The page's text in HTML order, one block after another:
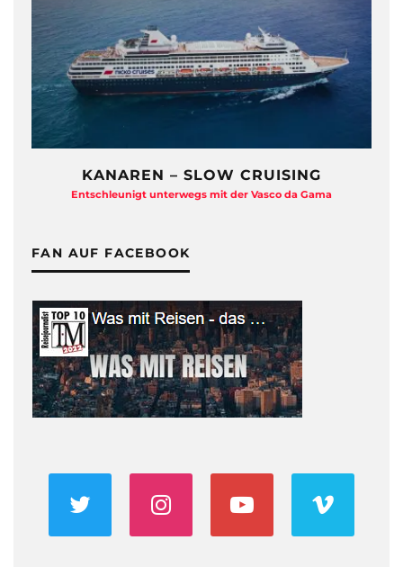
KANAREN – SLOW CRUISING
Entschleunigt unterwegs mit der Vasco da Gama
FAN AUF FACEBOOK